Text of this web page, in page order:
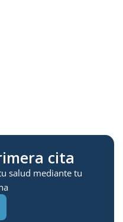
cita
salud mediante tu